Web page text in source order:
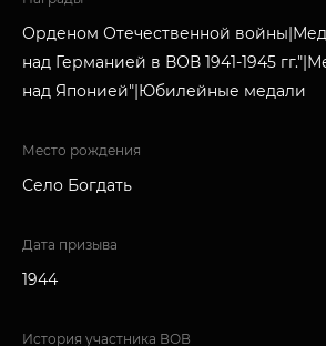
Орденом Отечественной
над Германией в ВОВ 1941-1945
над Японией"|Юбилейные медали
Место рождения
Село Богдать
Дата призыва
1944
История участника ВОВ